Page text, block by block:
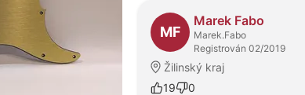
O prodejci
MF
Marek Fabo
Marek.Fabo
Registrován 02/2019
Žilinský kraj
19
0